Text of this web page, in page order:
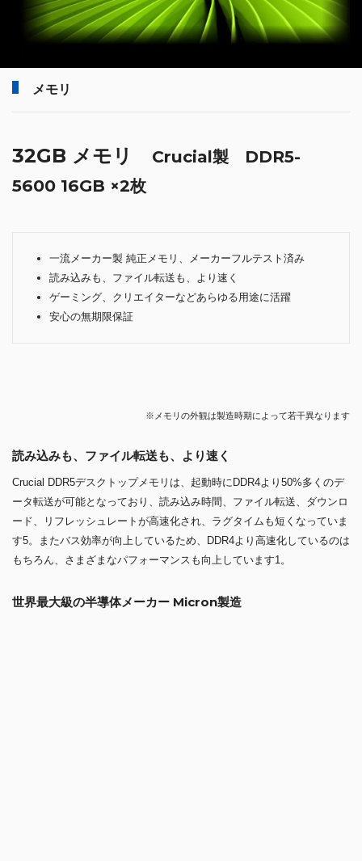
メモリ
32GB メモリ
Crucial製 DDR5-
5600 16GB ×2枚
一流メーカー製 純正メモリ、メーカーフルテスト済み
読み込みも、ファイル転送も、より速く
ゲーミング、クリエイターなどあらゆる用途に活躍
安心の無期限保証
※メモリの外観は製造時期によって若干異なります
読み込みも、ファイル転送も、より速く
Crucial DDR5デスクトップメモリは、起動時にDDR4より50%多くのデ
ータ転送が可能となっており、読み込み時間、ファイル転送、ダウンロ
ード、リフレッシュレートが高速化され、ラグタイムも短くなっていま
す5。またバス効率が向上しているため、DDR4より高速化しているのは
もちろん、さまざまなパフォーマンスも向上しています1。
世界最大級の半導体メーカー Micron製造